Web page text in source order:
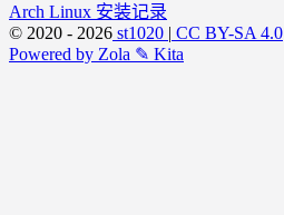
Arch Linux 安装记录
© 2020 - 2026 st1020 | CC BY-SA 4.0
Powered by Zola ✎ Kita